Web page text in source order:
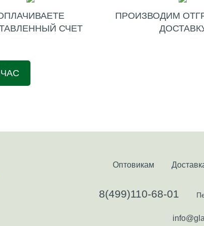
СЧЕТ
ПРОИЗВОДИМ
Оптовикам
8(499)110-68-01